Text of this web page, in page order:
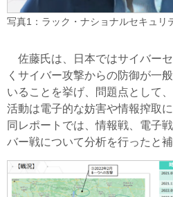
写真1：ラック・ナショナルセキュリ
佐藤氏は、日本ではサイバー
くサイバー攻撃からの防御が一
いることを挙げ、問題点として
活動は電子的な妨害や情報搾取
同レポートでは、情報戦、電子
バー戦について分析を行ったと補